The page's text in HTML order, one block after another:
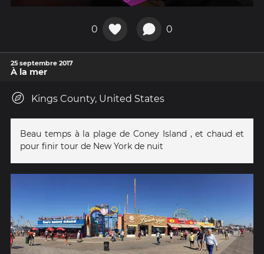
0 0
25 septembre 2017
À la mer
Kings County, United States
Beau temps à la plage de Coney Island , et chaud et
pour finir tour de New York de nuit